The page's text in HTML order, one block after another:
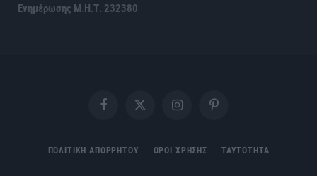
Ενημέρωσης Μ.Η.Τ. 232380
FacebookX
InstagramPinterest
ΠΟΛΙΤΙΚΗ ΑΠΟΡΡΗΤΟΥ ΟΡΟΙ ΧΡΗΣΗΣ ΤΑΥΤΟΤΗΤΑ